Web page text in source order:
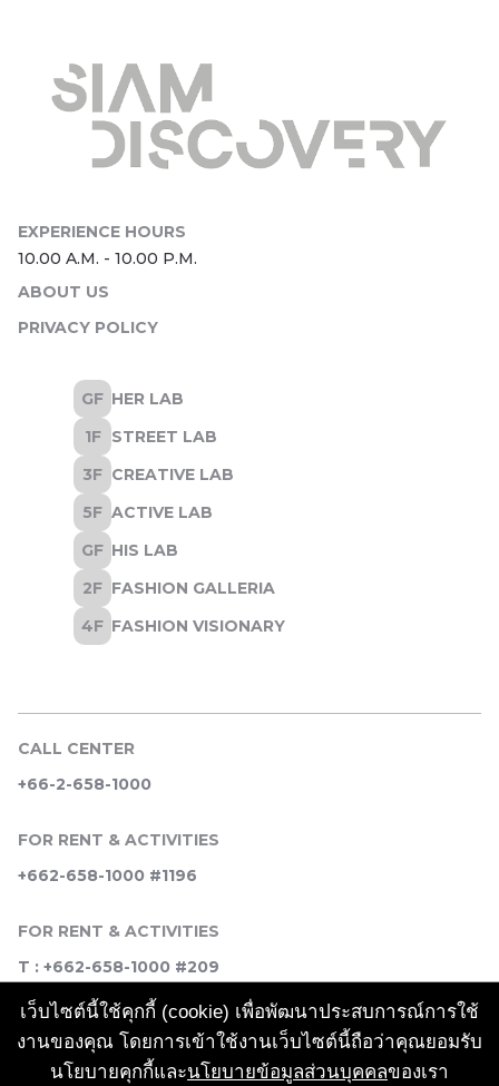
เว็บไซต์นี้ใช้คุกกี้ (cookie) เพื่อพัฒนาประสบการณ์การใช้
งานของคุณ โดยการเข้าใช้งานเว็บไซต์นี้ถือว่าคุณยอมรับ
นโยบายคุกกี้และนโยบายข้อมูลส่วนบุคคลของเรา
ABOUT US
PRIVACY POLICY
CALL CENTER
+66-2-658-1000
FOR RENT & ACTIVITIES
+662-658-1000 #1196
FOR RENT & ACTIVITIES
T : +662-658-1000 #209
SOCIAL MEDIA